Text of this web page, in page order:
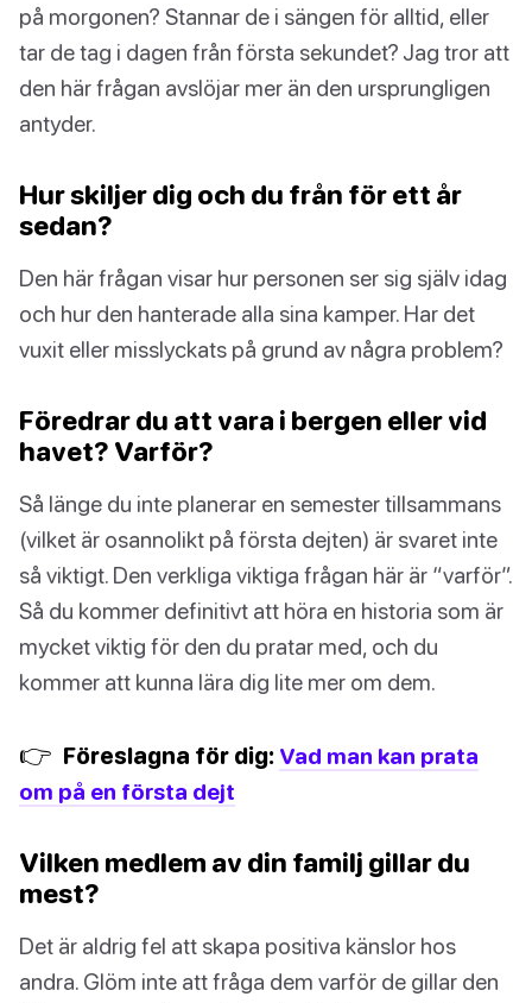
på morgonen? Stannar de i sängen för alltid, eller
tar de tag i dagen från första sekundet? Jag tror att
den här frågan avslöjar mer än den ursprungligen
antyder.
Hur skiljer dig och du från för ett år
sedan?
Den här frågan visar hur personen ser sig själv idag
och hur den hanterade alla sina kamper. Har det
vuxit eller misslyckats på grund av några problem?
Föredrar du att vara i bergen eller vid
havet? Varför?
Så länge du inte planerar en semester tillsammans
(vilket är osannolikt på första dejten) är svaret inte
så viktigt. Den verkliga viktiga frågan här är “varför”.
Så du kommer definitivt att höra en historia som är
mycket viktig för den du pratar med, och du
kommer att kunna lära dig lite mer om dem.
👉 Föreslagna för dig: Vad man kan prata
om på en första dejt
Vilken medlem av din familj gillar du
mest?
Det är aldrig fel att skapa positiva känslor hos
andra. Glöm inte att fråga dem varför de gillar den